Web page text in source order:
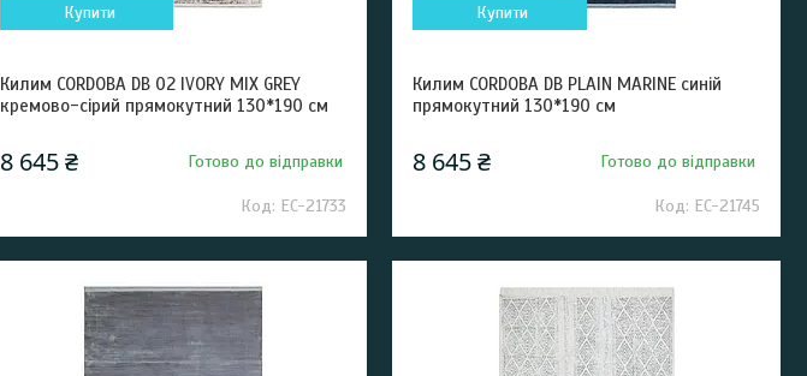
Купити
Килим CORDOBA DB 02 IVORY MIX GREY
кремово-сірий прямокутний 130*190 см
8 645 ₴ Готово до відправки
EC-21733
Купити
Килим CORDOBA DB PLAIN MARINE синій
прямокутний 130*190 см
8 645 ₴ Готово до відправки
EC-21745